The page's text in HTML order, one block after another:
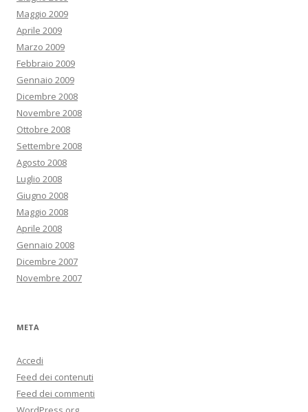
Maggio 2009
Aprile 2009
Marzo 2009
Febbraio 2009
Gennaio 2009
Dicembre 2008
Novembre 2008
Ottobre 2008
Settembre 2008
Agosto 2008
Luglio 2008
Giugno 2008
Maggio 2008
Aprile 2008
Gennaio 2008
Dicembre 2007
Novembre 2007
META
Accedi
Feed dei contenuti
Feed dei commenti